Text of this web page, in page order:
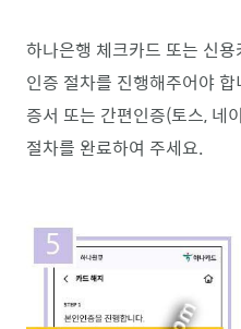
하나은행 체크카드 또는 신
인증 절차를 진행해주어야
증서 또는 간편인증(토스, 네
절차를 완료하여 주세요.